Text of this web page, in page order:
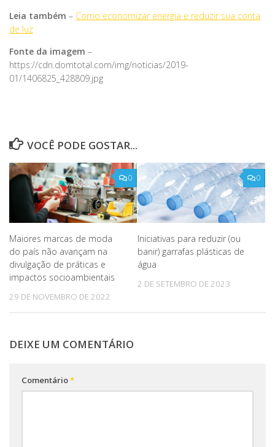
Leia também – Como economizar energia e reduzir sua conta
de luz
Fonte da imagem –
https://cdn.domtotal.com/img/noticias/2019-
01/1406825_428809.jpg
VOCÊ PODE GOSTAR...
0
Maiores marcas de moda
do país não avançam na
divulgação de práticas e
impactos socioambientais
29 DE NOVEMBRO DE 2022
0
Iniciativas para reduzir (ou
banir) garrafas plásticas de
água
2 DE SETEMBRO DE 2023
DEIXE UM COMENTÁRIO
Comentário*